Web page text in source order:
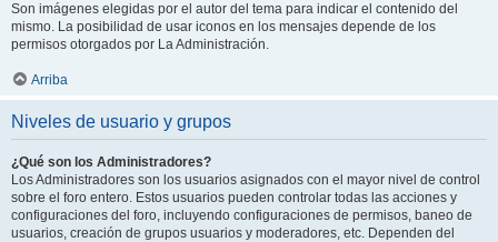
Son imágenes elegidas por el autor del tema para indicar el contenido del
mismo. La posibilidad de usar iconos en los mensajes depende de los
permisos otorgados por La Administración.
Arriba
Niveles de usuario y grupos
¿Qué son los Administradores?
Los Administradores son los usuarios asignados con el mayor nivel de control
sobre el foro entero. Estos usuarios pueden controlar todas las acciones y
configuraciones del foro, incluyendo configuraciones de permisos, baneo de
usuarios, creación de grupos usuarios y moderadores, etc. Dependen del